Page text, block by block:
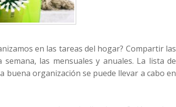
en las tareas del hogar? Compartir las
las mensuales y anuales. La lista de
organización se puede llevar a cabo en